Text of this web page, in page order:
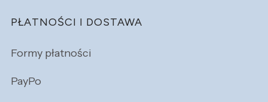
PŁATNOŚCI I DOSTAWA
Formy płatności
PayPo